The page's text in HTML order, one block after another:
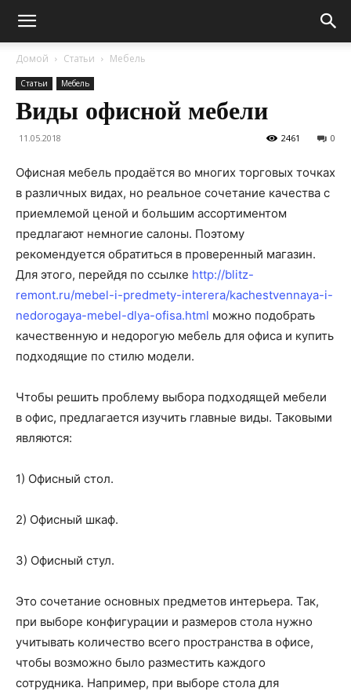
Домой Статьи Мебель
Статьи Мебель
Виды офисной мебели
11.05.2018 0
2461
Офисная мебель продаётся во многих торговых точках
в различных видах, но реальное сочетание качества с
приемлемой ценой и большим ассортиментом
предлагают немногие салоны. Поэтому
рекомендуется обратиться в проверенный магазин.
Для этого, перейдя по ссылке http://blitz-
remont.ru/mebel-i-predmety-interera/kachestvennaya-i-
nedorogaya-mebel-dlya-ofisa.html можно подобрать
качественную и недорогую мебель для офиса и купить
подходящие по стилю модели.
Чтобы решить проблему выбора подходящей мебели
в офис, предлагается изучить главные виды. Таковыми
являются:
1) Офисный стол.
2) Офисный шкаф.
3) Офисный стул.
Это сочетание основных предметов интерьера. Так,
при выборе конфигурации и размеров стола нужно
учитывать количество всего пространства в офисе,
чтобы возможно было разместить каждого
сотрудника. Например, при выборе стола для